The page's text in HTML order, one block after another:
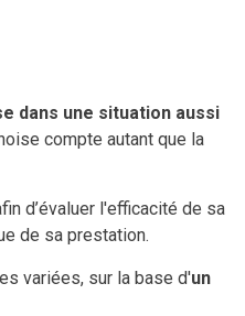
dans une situation aussi
compte autant que la
d’évaluer l'efficacité de sa
de sa prestation.
variées, sur la base d'un